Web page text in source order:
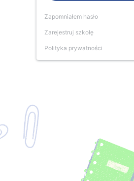
Zapomniałem hasło
Zarejestruj szkołę
Polityka prywatności